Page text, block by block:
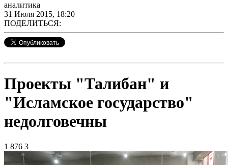
аналитика
31 Июля 2015, 18:20
ПОДЕЛИТЬСЯ:
Проекты "Талибан" и
"Исламское государство"
недолговечны
1 876 3